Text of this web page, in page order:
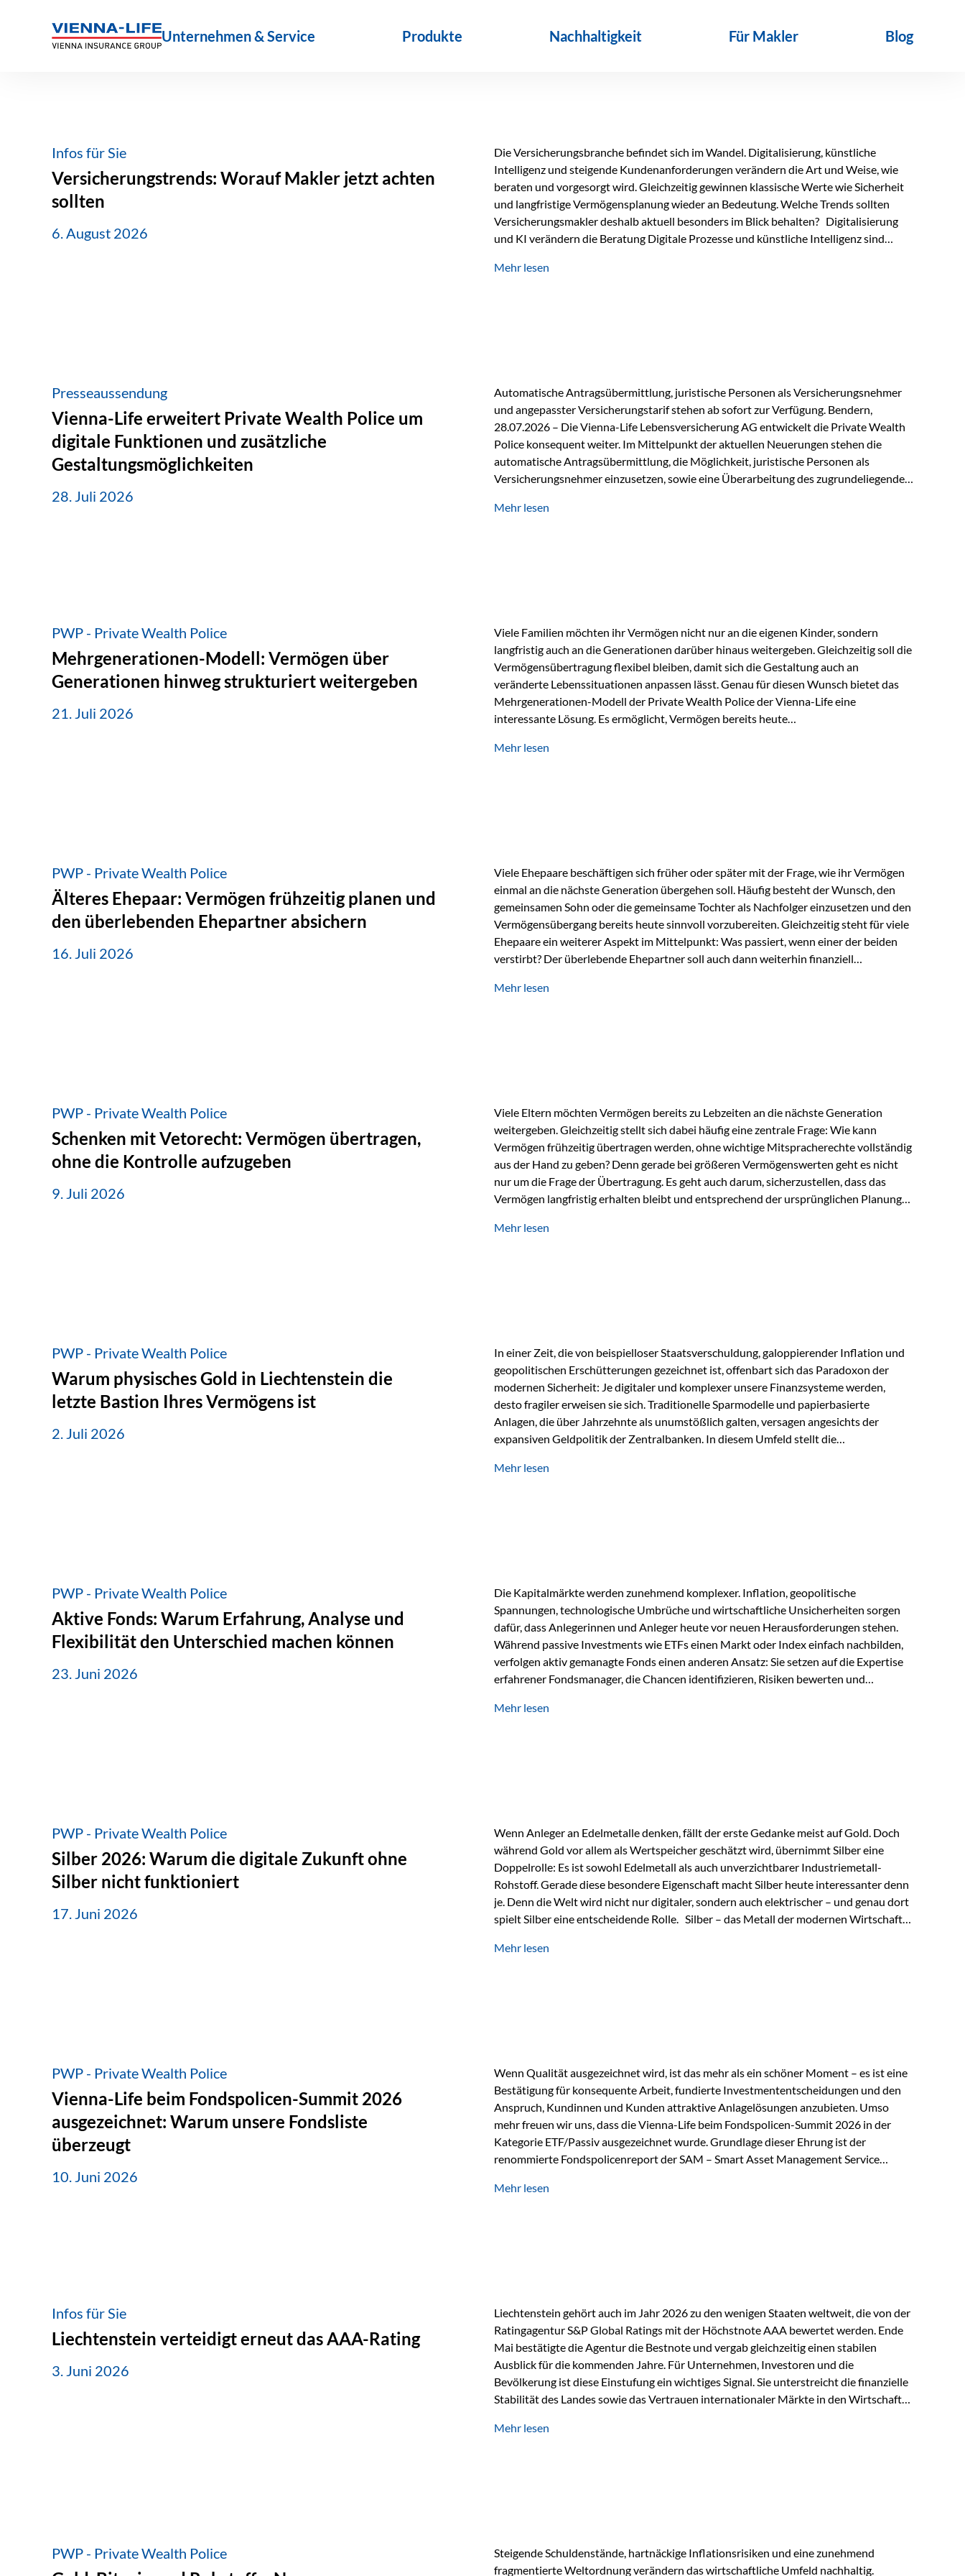
Unternehmen & Service Produkte Nachhaltigkeit Für Makler Blog
Infos für Sie
Versicherungstrends: Worauf Makler jetzt achten
sollten
6. August 2026
Die Versicherungsbranche befindet sich im Wandel. Digitalisierung, künstliche
Intelligenz und steigende Kundenanforderungen verändern die Art und Weise, wie
beraten und vorgesorgt wird. Gleichzeitig gewinnen klassische Werte wie Sicherheit
und langfristige Vermögensplanung wieder an Bedeutung. Welche Trends sollten
Versicherungsmakler deshalb aktuell besonders im Blick behalten? Digitalisierung
und KI verändern die Beratung Digitale Prozesse und künstliche Intelligenz sind
beschleunigen Abläufe und schaffen mehr Zeit für das Wesentliche: die persönliche
Mehr lesen
Presseaussendung
Vienna-Life erweitert Private Wealth Police um
digitale Funktionen und zusätzliche
Gestaltungsmöglichkeiten
28. Juli 2026
Automatische Antragsübermittlung, juristische Personen als Versicherungsnehmer
und angepasster Versicherungstarif stehen ab sofort zur Verfügung. Bendern,
28.07.2026 – Die Vienna-Life Lebensversicherung AG entwickelt die Private Wealth
Police konsequent weiter. Im Mittelpunkt der aktuellen Neuerungen stehen die
automatische Antragsübermittlung, die Möglichkeit, juristische Personen als
Versicherungsnehmer einzusetzen, sowie eine Überarbeitung des zugrundeliegenden
Abwicklung für Vertriebspartner deutlich effizienter gestaltet. Anträge werden direkt
Mehr lesen
PWP - Private Wealth Police
Mehrgenerationen-Modell: Vermögen über
Generationen hinweg strukturiert weitergeben
21. Juli 2026
Viele Familien möchten ihr Vermögen nicht nur an die eigenen Kinder, sondern
langfristig auch an die Generationen darüber hinaus weitergeben. Gleichzeitig soll die
Vermögensübertragung flexibel bleiben, damit sich die Gestaltung auch an
veränderte Lebenssituationen anpassen lässt. Genau für diesen Wunsch bietet das
Mehrgenerationen-Modell der Private Wealth Police der Vienna-Life eine
interessante Lösung. Es ermöglicht, Vermögen bereits heute
Ausgangssituation Stellen Sie sich folgende Familie vor: Die Großeltern haben über
Mehr lesen
PWP - Private Wealth Police
Älteres Ehepaar: Vermögen frühzeitig planen und
den überlebenden Ehepartner absichern
16. Juli 2026
Viele Ehepaare beschäftigen sich früher oder später mit der Frage, wie ihr Vermögen
einmal an die nächste Generation übergehen soll. Häufig besteht der Wunsch, den
gemeinsamen Sohn oder die gemeinsame Tochter als Nachfolger einzusetzen und den
Vermögensübergang bereits heute sinnvoll vorzubereiten. Gleichzeitig steht für viele
Ehepaare ein weiterer Aspekt im Mittelpunkt: Was passiert, wenn einer der beiden
verstirbt? Der überlebende Ehepartner soll auch dann weiterhin finanziell
können. Genau für diese Ausgangssituation bietet die Private Wealth Police der
Mehr lesen
PWP - Private Wealth Police
Schenken mit Vetorecht: Vermögen übertragen,
ohne die Kontrolle aufzugeben
9. Juli 2026
Viele Eltern möchten Vermögen bereits zu Lebzeiten an die nächste Generation
weitergeben. Gleichzeitig stellt sich dabei häufig eine zentrale Frage: Wie kann
Vermögen frühzeitig übertragen werden, ohne wichtige Mitspracherechte vollständig
aus der Hand zu geben? Denn gerade bei größeren Vermögenswerten geht es nicht
nur um die Frage der Übertragung. Es geht auch darum, sicherzustellen, dass das
Vermögen langfristig erhalten bleibt und entsprechend der ursprünglichen Planung
Ein Vater schenkt seiner Tochter einen Teil seines Vermögens. Einige Jahre später
Mehr lesen
PWP - Private Wealth Police
Warum physisches Gold in Liechtenstein die
letzte Bastion Ihres Vermögens ist
2. Juli 2026
In einer Zeit, die von beispielloser Staatsverschuldung, galoppierender Inflation und
geopolitischen Erschütterungen gezeichnet ist, offenbart sich das Paradoxon der
modernen Sicherheit: Je digitaler und komplexer unsere Finanzsysteme werden,
desto fragiler erweisen sie sich. Traditionelle Sparmodelle und papierbasierte
Anlagen, die über Jahrzehnte als unumstößlich galten, versagen angesichts der
expansiven Geldpolitik der Zentralbanken. In diesem Umfeld stellt die
die modernste und strategisch klügste Antwort auf globale Instabilität. Physische
Mehr lesen
PWP - Private Wealth Police
Aktive Fonds: Warum Erfahrung, Analyse und
Flexibilität den Unterschied machen können
23. Juni 2026
Die Kapitalmärkte werden zunehmend komplexer. Inflation, geopolitische
Spannungen, technologische Umbrüche und wirtschaftliche Unsicherheiten sorgen
dafür, dass Anlegerinnen und Anleger heute vor neuen Herausforderungen stehen.
Während passive Investments wie ETFs einen Markt oder Index einfach nachbilden,
verfolgen aktiv gemanagte Fonds einen anderen Ansatz: Sie setzen auf die Expertise
erfahrener Fondsmanager, die Chancen identifizieren, Risiken bewerten und
geprägt ist, kann diese aktive Herangehensweise einen entscheidenden Mehrwert
Mehr lesen
PWP - Private Wealth Police
Silber 2026: Warum die digitale Zukunft ohne
Silber nicht funktioniert
17. Juni 2026
Wenn Anleger an Edelmetalle denken, fällt der erste Gedanke meist auf Gold. Doch
während Gold vor allem als Wertspeicher geschätzt wird, übernimmt Silber eine
Doppelrolle: Es ist sowohl Edelmetall als auch unverzichtbarer Industriemetall-
Rohstoff. Gerade diese besondere Eigenschaft macht Silber heute interessanter denn
je. Denn die Welt wird nicht nur digitaler, sondern auch elektrischer – und genau dort
spielt Silber eine entscheidende Rolle. Silber – das Metall der modernen Wirtschaft
Eigenschaft macht es für zahlreiche Zukunftstechnologien praktisch unverzichtbar.
Mehr lesen
PWP - Private Wealth Police
Vienna-Life beim Fondspolicen-Summit 2026
ausgezeichnet: Warum unsere Fondsliste
überzeugt
10. Juni 2026
Wenn Qualität ausgezeichnet wird, ist das mehr als ein schöner Moment – es ist eine
Bestätigung für konsequente Arbeit, fundierte Investmententscheidungen und den
Anspruch, Kundinnen und Kunden attraktive Anlagelösungen anzubieten. Umso
mehr freuen wir uns, dass die Vienna-Life beim Fondspolicen-Summit 2026 in der
Kategorie ETF/Passiv ausgezeichnet wurde. Grundlage dieser Ehrung ist der
renommierte Fondspolicenreport der SAM – Smart Asset Management Service
und verglichen wurden. Das Ergebnis: Die ETF-Auswahl der Vienna-Life zählt zu den
Mehr lesen
Infos für Sie
Liechtenstein verteidigt erneut das AAA-Rating
3. Juni 2026
Liechtenstein gehört auch im Jahr 2026 zu den wenigen Staaten weltweit, die von der
Ratingagentur S&P Global Ratings mit der Höchstnote AAA bewertet werden. Ende
Mai bestätigte die Agentur die Bestnote und vergab gleichzeitig einen stabilen
Ausblick für die kommenden Jahre. Für Unternehmen, Investoren und die
Bevölkerung ist diese Einstufung ein wichtiges Signal. Sie unterstreicht die finanzielle
Stabilität des Landes sowie das Vertrauen internationaler Märkte in den Wirtschafts-
Herausforderungen Die weltwirtschaftlichen Rahmenbedingungen bleiben
Mehr lesen
PWP - Private Wealth Police
Steigende Schuldenstände, hartnäckige Inflationsrisiken und eine zunehmend
fragmentierte Weltordnung verändern das wirtschaftliche Umfeld nachhaltig.